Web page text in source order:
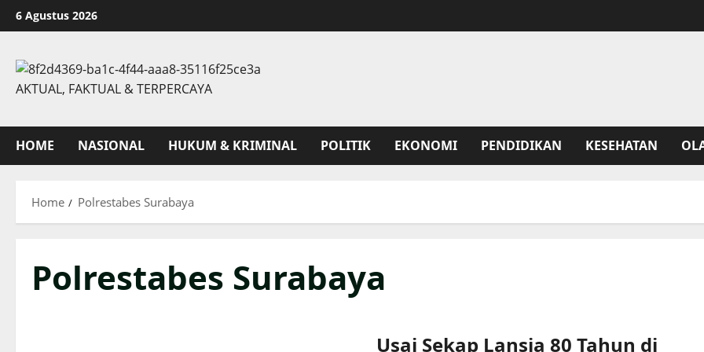
Skip
to
6 Agustus 2026
AKTUAL, FAKTUAL & TERPERCAYA
HOME NASIONAL HUKUM & KRIMINAL POLITIK EKONOMI PENDIDIKAN KESEHATAN
Home Polrestabes Surabaya
Polrestabes Surabaya
Usai Sekap Lansia 80 Tahun di